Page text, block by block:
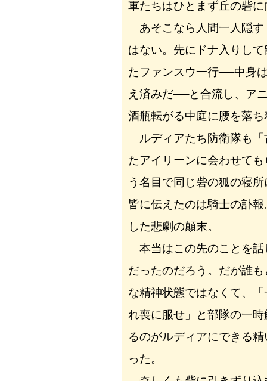
軍たちはひとまず丘の砦
あそこなら人間一人隠す
はない。先にドナ入りし
たファンスウ一行──中身
え済みだ──と合流し、ア
酒瓶転がる中庭に腰を落
ルディアたち防衛隊も「
たアイリーンに会わせて
う名目で同じ砦の狐の寝
皆に伝えたのは騎士の訃
した悲劇の顛末。
本当はこの先のことを話
だったのだろう。だが誰
な精神状態ではなくて、
れ喪に服せ」と部隊の一
るのがルディアにできる
った。